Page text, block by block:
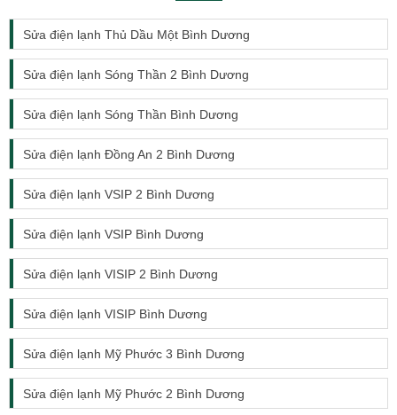
Sửa điện lạnh Thủ Dầu Một Bình Dương
Sửa điện lạnh Sóng Thần 2 Bình Dương
Sửa điện lạnh Sóng Thần Bình Dương
Sửa điện lạnh Đồng An 2 Bình Dương
Sửa điện lạnh VSIP 2 Bình Dương
Sửa điện lạnh VSIP Bình Dương
Sửa điện lạnh VISIP 2 Bình Dương
Sửa điện lạnh VISIP Bình Dương
Sửa điện lạnh Mỹ Phước 3 Bình Dương
Sửa điện lạnh Mỹ Phước 2 Bình Dương